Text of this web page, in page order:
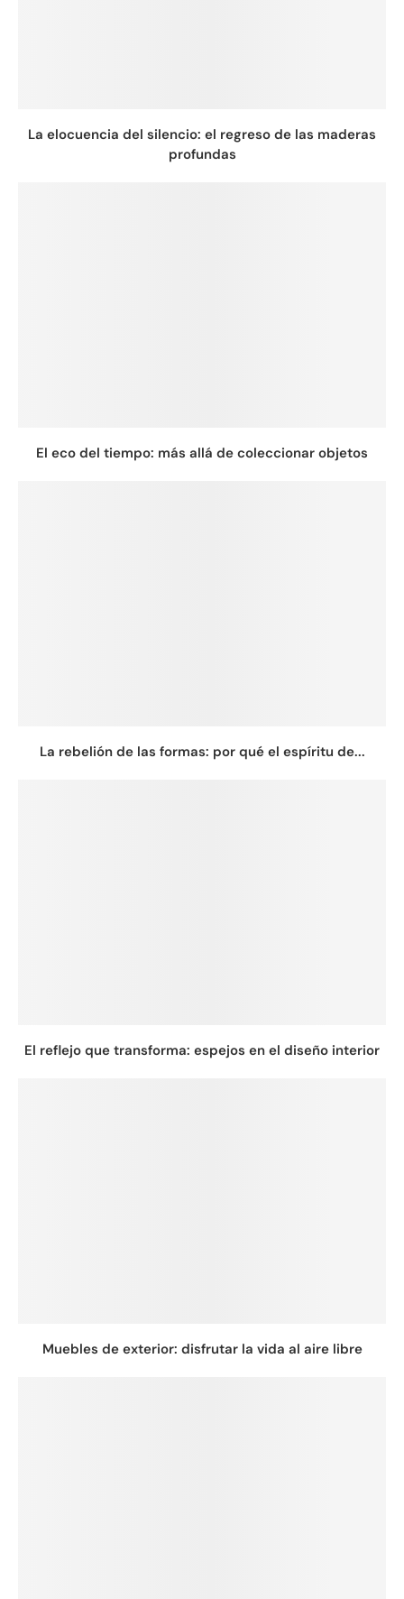
La elocuencia del silencio: el regreso de las maderas
profundas
El eco del tiempo: más allá de coleccionar objetos
La rebelión de las formas: por qué el espíritu de...
El reflejo que transforma: espejos en el diseño interior
Muebles de exterior: disfrutar la vida al aire libre